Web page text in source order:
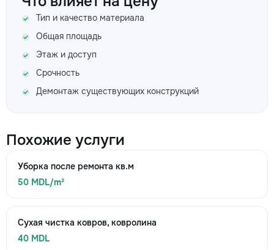
Тип и качество материала
Общая площадь
Этаж и доступ
Срочность
Демонтаж существующих конструкций
Похожие услуги
Уборка после ремонта кв.м
50 MDL/m²
Сухая чистка ковров, ковролина
40 MDL